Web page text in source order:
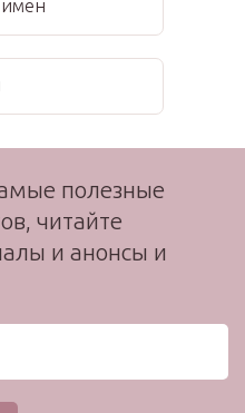
имен
полезные
читайте
и анонсы и